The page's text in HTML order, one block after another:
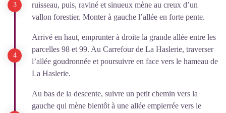
ruisseau, puis, raviné et sinueux mène au creux d’un
vallon forestier. Monter à gauche l’allée en forte pente.
Arrivé en haut, emprunter à droite la grande allée entre les
parcelles 98 et 99. Au Carrefour de La Haslerie, traverser
l’allée goudronnée et poursuivre en face vers le hameau de
La Haslerie.
Au bas de la descente, suivre un petit chemin vers la
gauche qui mène bientôt à une allée empierrée vers le